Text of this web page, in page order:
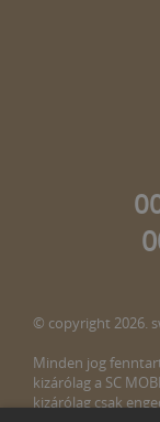
© copyright 2026.
Minden jog
kizárólag a SC
kizárólag csak